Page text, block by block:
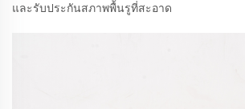
และรับประกันสภาพพื้นรูที่สะอาด